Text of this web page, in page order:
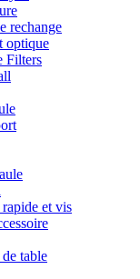
rechange
optique
Filters
et vis
table